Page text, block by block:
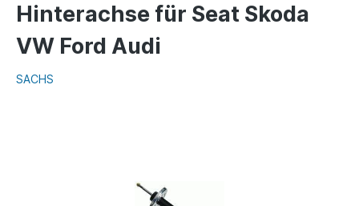
Hinterachse für Seat Skoda
VW Ford Audi
SACHS